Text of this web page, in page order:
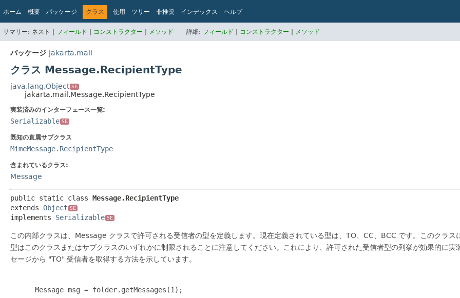
ホーム 概要 パッケージ クラス 使用 ツリー 非推奨 インデックス ヘルプ
サマリー: ネスト | フィールド | コンストラクター | メソッド 詳細: フィールド | コンストラクター | メソッド
パッケージ jakarta.mail
クラス Message.RecipientType
java.lang.Object SE
jakarta.mail.Message.RecipientType
実装済みのインターフェース一覧:
Serializable SE
既知の直属サブクラス
MimeMessage.RecipientType
含まれているクラス:
Message
public static class Message.RecipientType
extends Object SE
implements Serializable SE
この内部クラスは、Message クラスで許可される受信者の型を定義します。現在定義されている型は、TO、CC、BCC です。このクラ
型はこのクラスまたはサブクラスのいずれかに制限されることに注意してください。これにより、許可された受信者型の列挙が効果的に
セージから "TO" 受信者を取得する方法を示しています。